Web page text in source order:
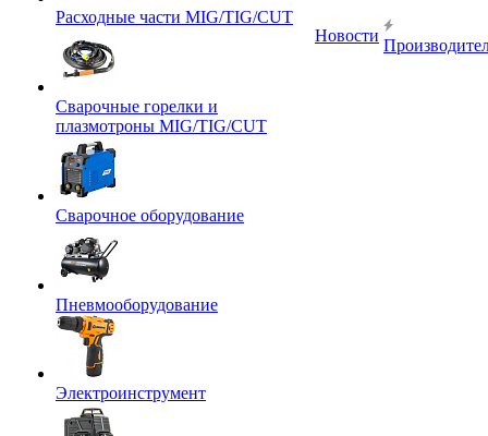
Расходные части MIG/TIG/CUT
Сварочные горелки и
плазмотроны MIG/TIG/CUT
Сварочное оборудование
Пневмооборудование
Электроинструмент
Новости